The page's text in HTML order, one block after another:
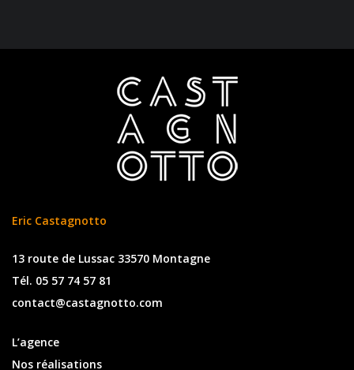
Eric Castagnotto
13 route de Lussac 33570 Montagne
Tél. 05 57 74 57 81
contact@castagnotto.com
L’agence
Nos réalisations